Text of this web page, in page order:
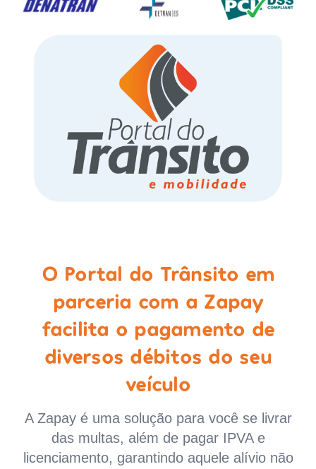
O Portal do Trânsito em
parceria com a Zapay
facilita o pagamento de
diversos débitos do seu
veículo
A Zapay é uma solução para você se livrar
das multas, além de pagar IPVA e
licenciamento, garantindo aquele alívio não